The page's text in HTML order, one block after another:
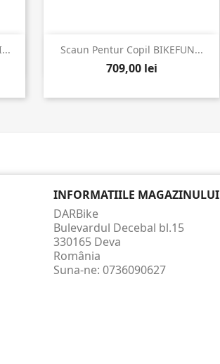
Scaun Pentur Copil BIKEFUN...
709,00 lei
 Vizualizare rapida
INFORMATIILE MAGAZINULUI
DARBike
Bulevardul Decebal bl.15
330165 Deva
România
Suna-ne: 0736090627